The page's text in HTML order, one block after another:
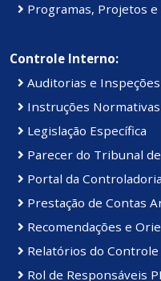
Programas, Projetos e
Controle Interno:
Auditorias e Inspeções
Instruções Normativas
Legislação Específica
Parecer do Tribunal
Portal da Controladoria
Prestação de Contas
Recomendações e
Relatórios do
Rol de Responsáveis